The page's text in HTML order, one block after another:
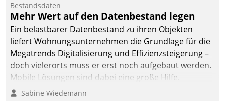
Datatrain. Die meravis
Wohnungsbau- und
Immobilien GmbH hat
sich dabei für den Betrieb
der Lösung über die SAP
Cloud Platform
entschieden - als erstes
Unternehmen am
Bestandsdaten
Mehr Wert auf den Datenbestand legen
Ein belastbarer Datenbestand zu ihren Objekten
liefert Wohnungsunternehmen die Grundlage für die
Megatrends Digitalisierung und Effizienzsteigerung –
doch vielerorts muss er erst noch aufgebaut werden.
Mobile Lösungen sind dabei eine große Hilfe.
Sabine Wiedemann